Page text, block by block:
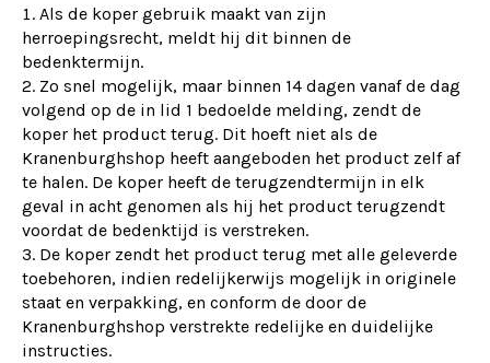
Als de koper gebruik maakt van zijn
herroepingsrecht, meldt hij dit binnen de
bedenktermijn.
2. Zo snel mogelijk, maar binnen 14 dagen vanaf de dag
volgend op de in lid 1 bedoelde melding, zendt de
koper het product terug. Dit hoeft niet als de
Kranenburghshop heeft aangeboden het product zelf af
te halen. De koper heeft de terugzendtermijn in elk
geval in acht genomen als hij het product terugzendt
voordat de bedenktijd is verstreken.
3. De koper zendt het product terug met alle geleverde
toebehoren, indien redelijkerwijs mogelijk in originele
staat en verpakking, en conform de door de
Kranenburghshop verstrekte redelijke en duidelijke
instructies.